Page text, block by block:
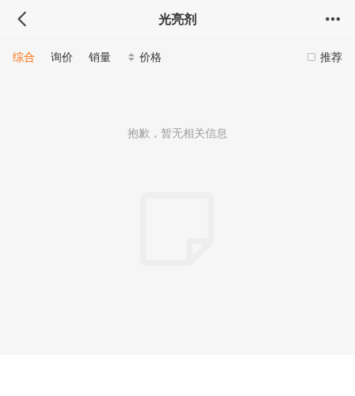
光亮剂
推荐
综合 询价 销量 价格
抱歉，暂无相关信息